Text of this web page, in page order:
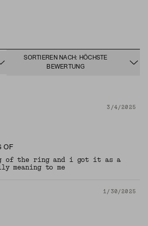
SORTIEREN NACH: HÖCHSTE
BEWERTUNG
3/4/2025
OF
of the ring and i got it as a
meaning to me
1/30/2025